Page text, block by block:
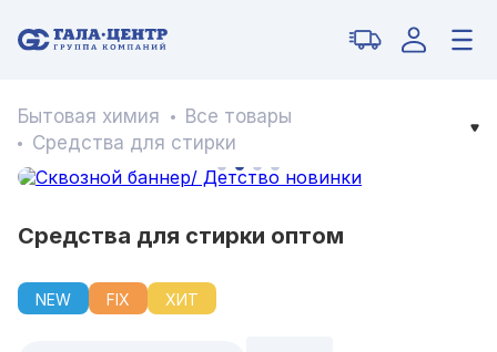
Бытовая химия
Все товары
Средства для стирки
Средства для стирки оптом
NEW FIX ХИТ